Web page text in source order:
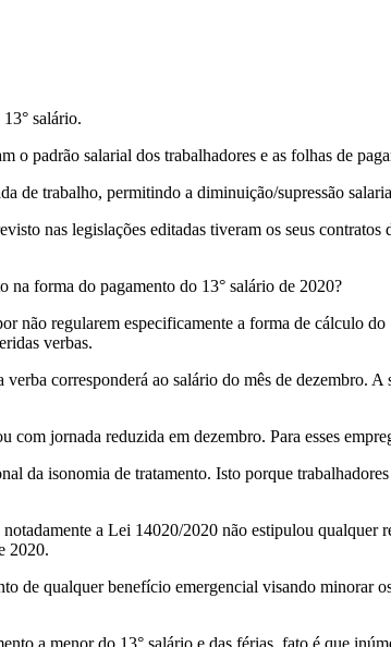
salário.
o padrão salarial dos trabalhadores e as folhas de
de trabalho, permitindo a diminuição/supressão
nas legislações editadas tiveram os seus
na forma do pagamento do 13° salário de 2020?
não regularem especificamente a forma de cálculo
verbas.
corresponderá ao salário do mês de dezembro.
jornada reduzida em dezembro. Para esses
da isonomia de tratamento. Isto porque
a Lei 14020/2020 não estipulou qualquer
2020.
de qualquer benefício emergencial visando minorar